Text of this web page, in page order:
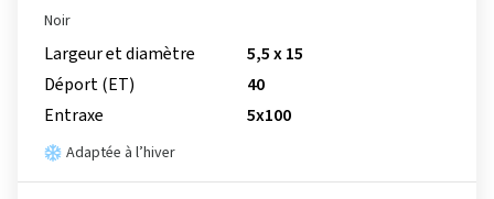
Noir
Largeur et diamètre
5,5 x 15
Déport (ET)
40
Entraxe
5x100
Adaptée à l’hiver